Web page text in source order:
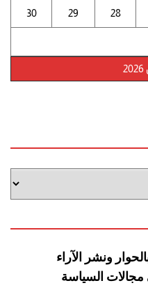
28
29
30
ونشر الآراء
مجالات السياسة